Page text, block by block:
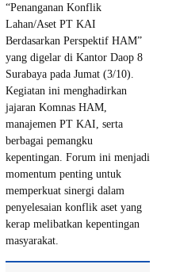
“Penanganan Konflik
Lahan/Aset PT KAI
Berdasarkan Perspektif HAM”
yang digelar di Kantor Daop 8
Surabaya pada Jumat (3/10).
Kegiatan ini menghadirkan
jajaran Komnas HAM,
manajemen PT KAI, serta
berbagai pemangku
kepentingan. Forum ini menjadi
momentum penting untuk
memperkuat sinergi dalam
penyelesaian konflik aset yang
kerap melibatkan kepentingan
masyarakat.